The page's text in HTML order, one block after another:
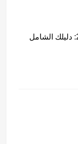
أفضل لابتوب للدراسة والعمل في 2026: دليلك الشامل